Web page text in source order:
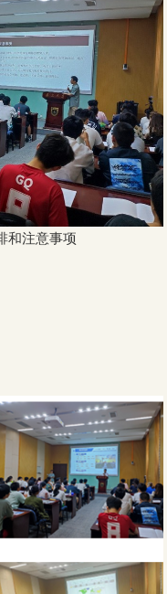
和注意事项